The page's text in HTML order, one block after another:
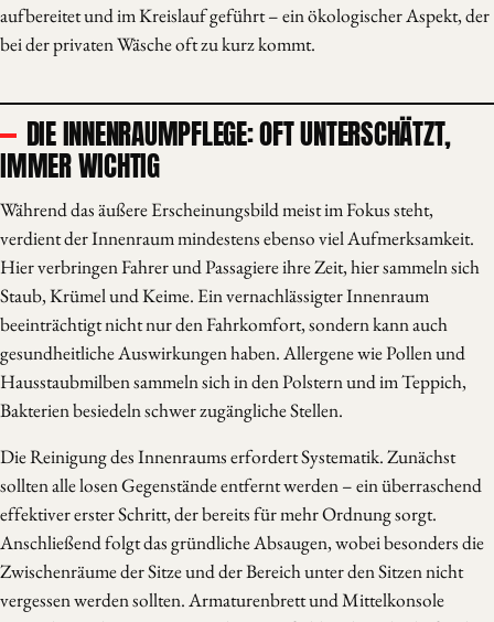
aufbereitet und im Kreislauf geführt – ein ökologischer Aspekt, der
bei der privaten Wäsche oft zu kurz kommt.
DIE INNENRAUMPFLEGE: OFT UNTERSCHÄTZT,
IMMER WICHTIG
Während das äußere Erscheinungsbild meist im Fokus steht,
verdient der Innenraum mindestens ebenso viel Aufmerksamkeit.
Hier verbringen Fahrer und Passagiere ihre Zeit, hier sammeln sich
Staub, Krümel und Keime. Ein vernachlässigter Innenraum
beeinträchtigt nicht nur den Fahrkomfort, sondern kann auch
gesundheitliche Auswirkungen haben. Allergene wie Pollen und
Hausstaubmilben sammeln sich in den Polstern und im Teppich,
Bakterien besiedeln schwer zugängliche Stellen.
Die Reinigung des Innenraums erfordert Systematik. Zunächst
sollten alle losen Gegenstände entfernt werden – ein überraschend
effektiver erster Schritt, der bereits für mehr Ordnung sorgt.
Anschließend folgt das gründliche Absaugen, wobei besonders die
Zwischenräume der Sitze und der Bereich unter den Sitzen nicht
vergessen werden sollten. Armaturenbrett und Mittelkonsole